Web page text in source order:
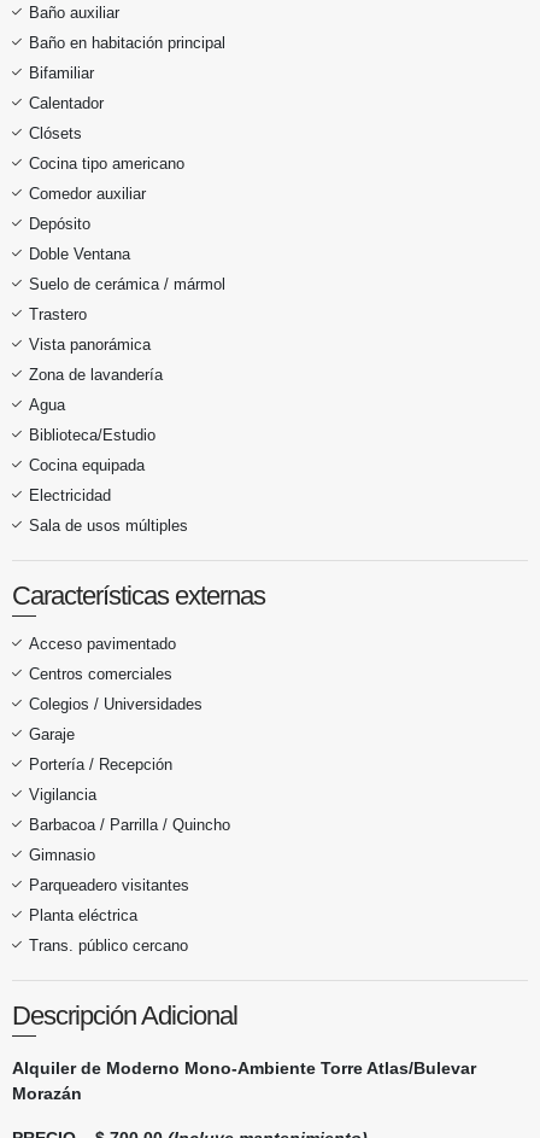
Baño auxiliar
Baño en habitación principal
Bifamiliar
Calentador
Clósets
Cocina tipo americano
Comedor auxiliar
Depósito
Doble Ventana
Suelo de cerámica / mármol
Trastero
Vista panorámica
Zona de lavandería
Agua
Biblioteca/Estudio
Cocina equipada
Electricidad
Sala de usos múltiples
Características externas
Acceso pavimentado
Centros comerciales
Colegios / Universidades
Garaje
Portería / Recepción
Vigilancia
Barbacoa / Parrilla / Quincho
Gimnasio
Parqueadero visitantes
Planta eléctrica
Trans. público cercano
Descripción Adicional
Alquiler de ​Moderno Mono-Ambiente Torre Atlas/Bulevar
Morazán